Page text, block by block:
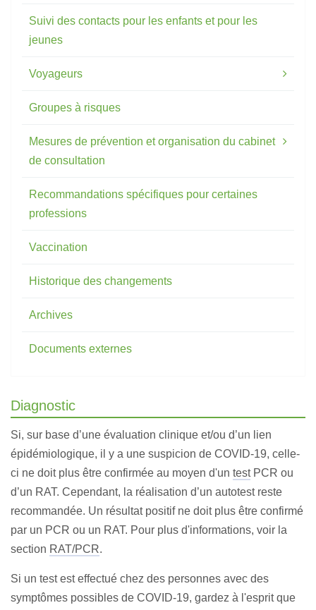
Suivi des contacts pour les enfants et pour les
jeunes
Voyageurs
Groupes à risques
Mesures de prévention et organisation du cabinet
de consultation
Recommandations spécifiques pour certaines
professions
Vaccination
Historique des changements
Archives
Documents externes
Diagnostic
Si, sur base d’une évaluation clinique et/ou d’un lien
épidémiologique, il y a une suspicion de COVID-19, celle-
ci ne doit plus être confirmée au moyen d'un testPCR ou
d’un RAT. Cependant, la réalisation d’un autotest reste
recommandée. Un résultat positif ne doit plus être confirmé
par un PCR ou un RAT. Pour plus d'informations, voir la
section RAT/PCR.
Si un test est effectué chez des personnes avec des
symptômes possibles de COVID-19, gardez à l'esprit que